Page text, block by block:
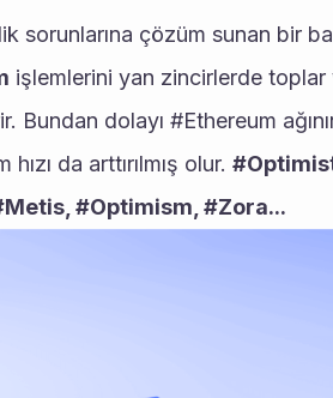
sorunlarına çözüm sunan bir
işlemlerini yan zincirlerde
dolayı #Ethereum
da arttırılmış olur.
#Optimism, #Zora...